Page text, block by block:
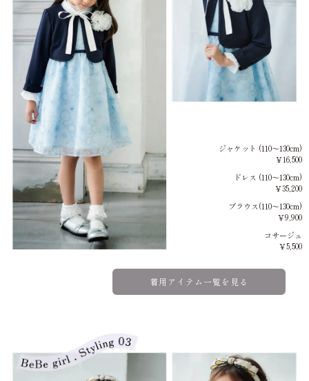
ジャケット (110～130cm)
￥16,500
ドレス (110～130cm)
￥35,200
ブラウス(110～130cm)
￥9,900
コサージュ
￥5,500
着用アイテム一覧を見る